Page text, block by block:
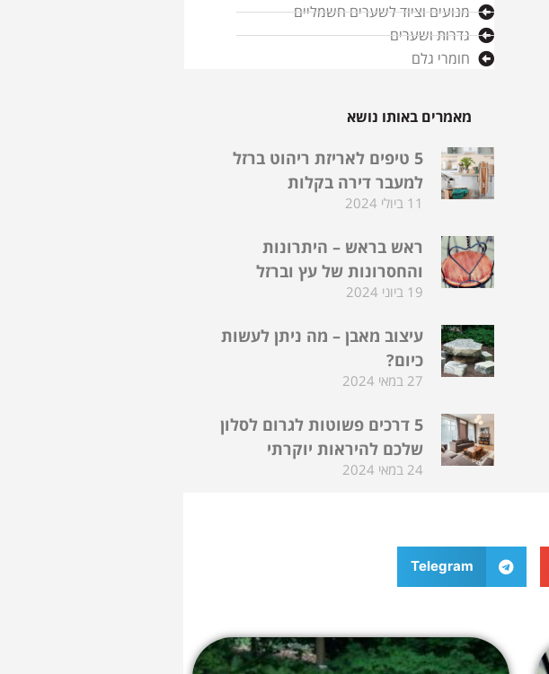
מנועים וציוד לשערים חשמליים
גדרות ושערים
חומרי גלם
מאמרים באותו נושא
5 טיפים לאריזת ריהוט ברזל
למעבר דירה בקלות
11 ביולי 2024
ראש בראש – היתרונות
והחסרונות של עץ וברזל
19 ביוני 2024
עיצוב מאבן – מה ניתן לעשות
כיום?
27 במאי 2024
5 דרכים פשוטות לגרום לסלון
שלכם להיראות יוקרתי
24 במאי 2024
Telegram